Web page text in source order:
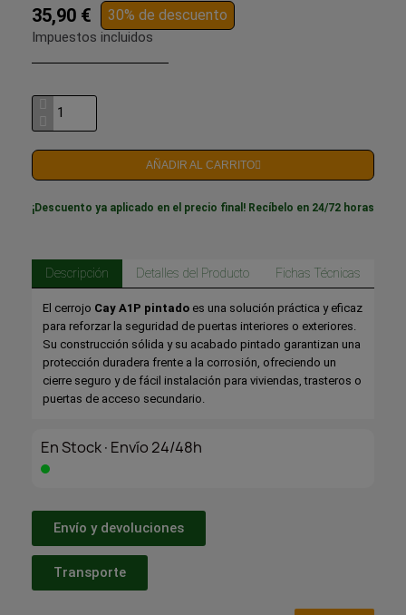
35,90 € 30% de descuento
Impuestos incluidos
AÑADIR AL CARRITO
¡Descuento ya aplicado en el precio final! Recíbelo en 24/72 horas
Descripción Detalles del Producto Fichas Técnicas
El cerrojo Cay A1P pintado es una solución práctica y eficaz
para reforzar la seguridad de puertas interiores o exteriores.
Su construcción sólida y su acabado pintado garantizan una
protección duradera frente a la corrosión, ofreciendo un
cierre seguro y de fácil instalación para viviendas, trasteros o
puertas de acceso secundario.
En Stock·Envío 24/48h
Envío y devoluciones
Transporte